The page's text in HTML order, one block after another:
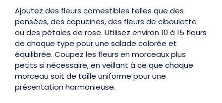
Ajoutez des fleurs comestibles telles que des
pensées, des capucines, des fleurs de ciboulette
ou des pétales de rose. Utilisez environ 10 à 15 fleurs
de chaque type pour une salade colorée et
équilibrée. Coupez les fleurs en morceaux plus
petits si nécessaire, en veillant à ce que chaque
morceau soit de taille uniforme pour une
présentation harmonieuse.